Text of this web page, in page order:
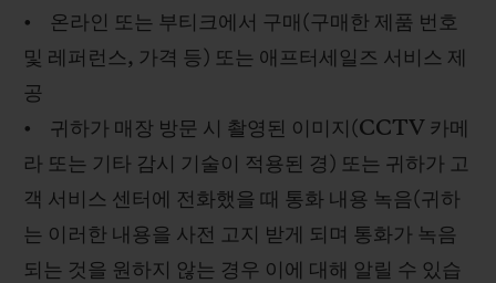
• 온라인 또는 부티크에서 구매(구매한 제품 번호
및 레퍼런스, 가격 등) 또는 애프터세일즈 서비스 제
공
• 귀하가 매장 방문 시 촬영된 이미지(CCTV 카메
라 또는 기타 감시 기술이 적용된 경) 또는 귀하가 고
객 서비스 센터에 전화했을 때 통화 내용 녹음(귀하
는 이러한 내용을 사전 고지 받게 되며 통화가 녹음
되는 것을 원하지 않는 경우 이에 대해 알릴 수 있습